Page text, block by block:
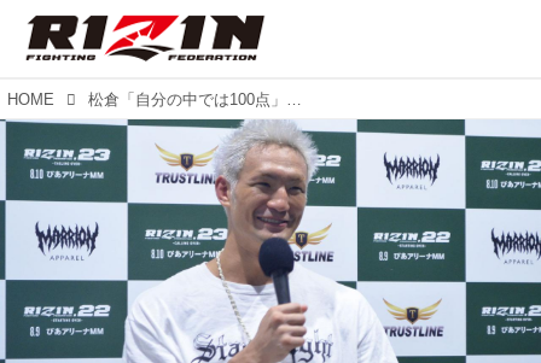
HOME 松倉「自分の中では100点」RIZIN.23 - CALLING OVER - 試合後インタビュー vol.1